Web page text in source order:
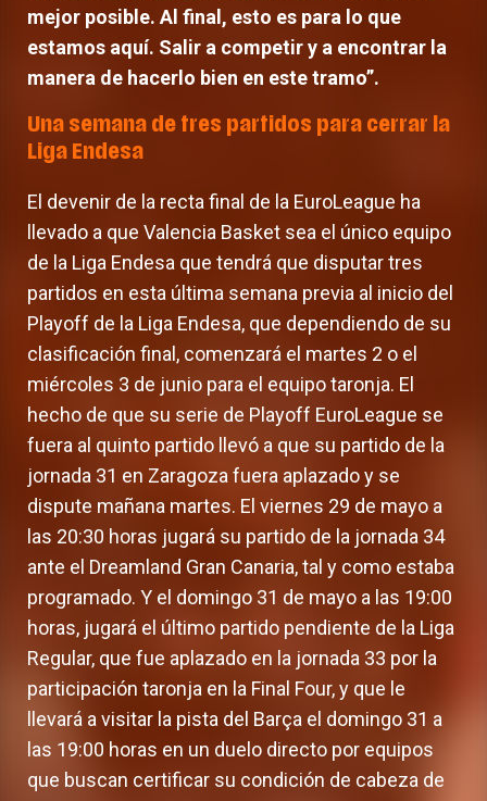
mejor posible. Al final, esto es para lo que
estamos aquí. Salir a competir y a encontrar la
manera de hacerlo bien en este tramo”.
Una semana de tres partidos para cerrar la
Liga Endesa
El devenir de la recta final de la EuroLeague ha
llevado a que Valencia Basket sea el único equipo
de la Liga Endesa que tendrá que disputar tres
partidos en esta última semana previa al inicio del
Playoff de la Liga Endesa, que dependiendo de su
clasificación final, comenzará el martes 2 o el
miércoles 3 de junio para el equipo taronja. El
hecho de que su serie de Playoff EuroLeague se
fuera al quinto partido llevó a que su partido de la
jornada 31 en Zaragoza fuera aplazado y se
dispute mañana martes. El viernes 29 de mayo a
las 20:30 horas jugará su partido de la jornada 34
ante el Dreamland Gran Canaria, tal y como estaba
programado. Y el domingo 31 de mayo a las 19:00
horas, jugará el último partido pendiente de la Liga
Regular, que fue aplazado en la jornada 33 por la
participación taronja en la Final Four, y que le
llevará a visitar la pista del Barça el domingo 31 a
las 19:00 horas en un duelo directo por equipos
que buscan certificar su condición de cabeza de